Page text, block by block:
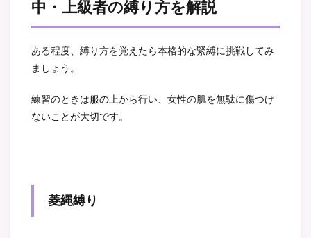
中・上級者の縛り方を解説
ある程度、縛り方を覚えたら本格的な緊縛に挑戦してみ
ましょう。
練習のときは服の上から行い、女性の肌を無駄に傷つけ
ないことが大切です。
菱縄縛り